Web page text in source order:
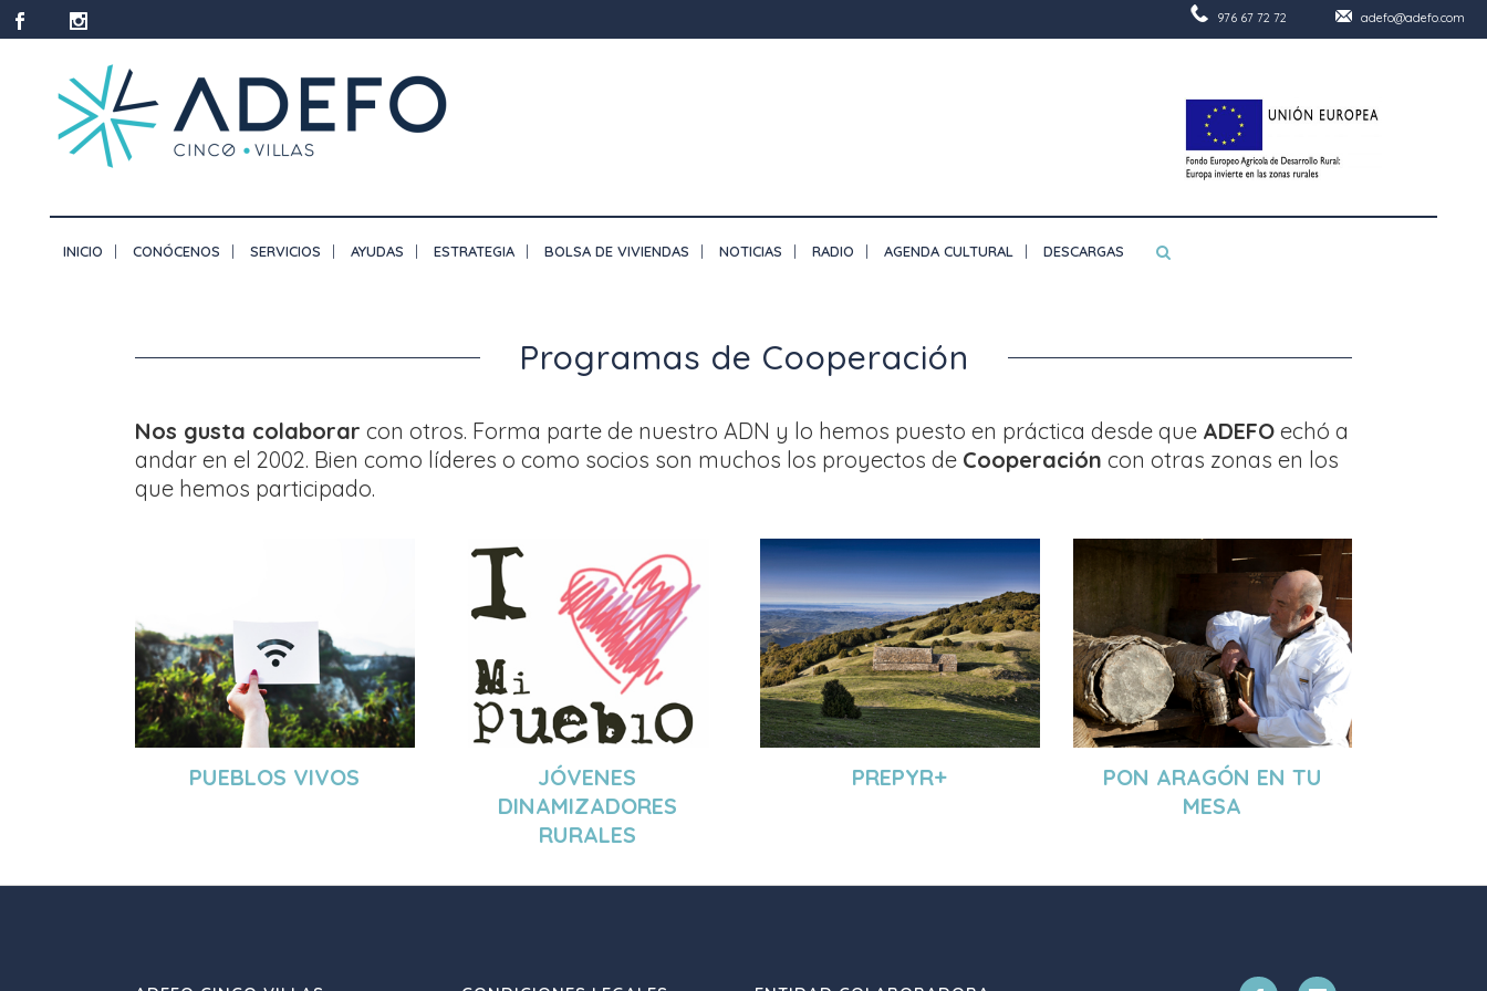
976 67 72 72 adefo@adefo.com
INICIO CONÓCENOS SERVICIOS AYUDAS ESTRATEGIA BOLSA DE VIVIENDAS NOTICIAS RADIO AGENDA CULTURAL DESCARGAS
Programas de Cooperación
Nos gusta colaborar con otros. Forma parte de nuestro ADN y lo hemos puesto en práctica desde que ADEFO echó a
andar en el 2002. Bien como líderes o como socios son muchos los proyectos de Cooperación con otras zonas en los
que hemos participado.
PUEBLOS VIVOS
JÓVENES
DINAMIZADORES
RURALES
PREPYR+
PON ARAGÓN EN TU
MESA